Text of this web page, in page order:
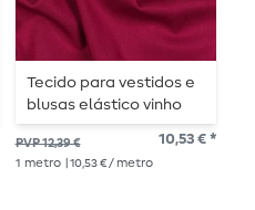
Tecido para vestidos e
blusas elástico vinho
PVP 12,39 € 10,53 € *
1 metro | 10,53 € / metro